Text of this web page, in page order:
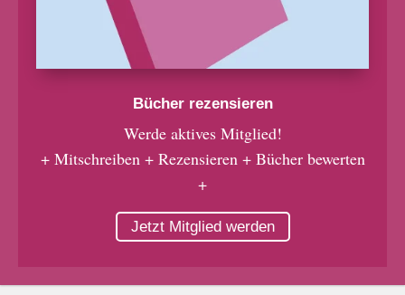
Bücher rezensieren
Werde aktives Mitglied!
+ Mitschreiben + Rezensieren + Bücher bewerten
+
Jetzt Mitglied werden